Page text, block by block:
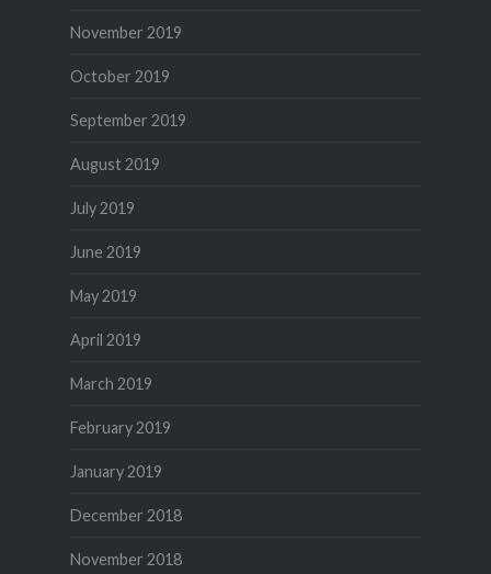
November 2019
October 2019
September 2019
August 2019
July 2019
June 2019
May 2019
April 2019
March 2019
February 2019
January 2019
December 2018
November 2018